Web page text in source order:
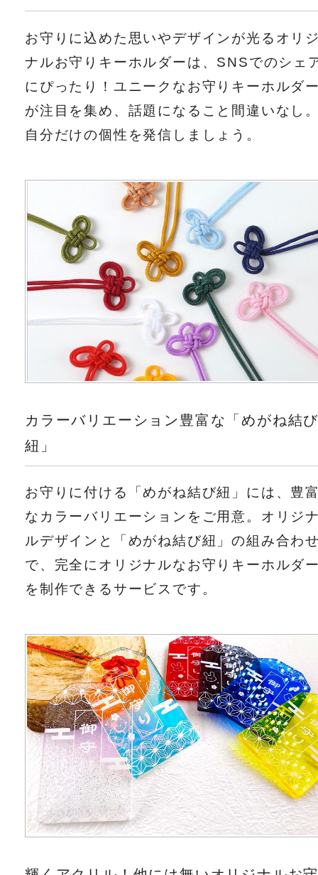
お守りに込めた思いやデザインが光るオリ
ナルお守りキーホルダーは、SNSでのシェ
にぴったり！ユニークなお守りキーホルダ
が注目を集め、話題になること間違いなし
自分だけの個性を発信しましょう。
カラーバリエーション豊富な「めがね結
紐」
お守りに付ける「めがね結び紐」には、豊
なカラーバリエーションをご用意。オリジ
ルデザインと「めがね結び紐」の組み合わ
で、完全にオリジナルなお守りキーホルダ
を制作できるサービスです。